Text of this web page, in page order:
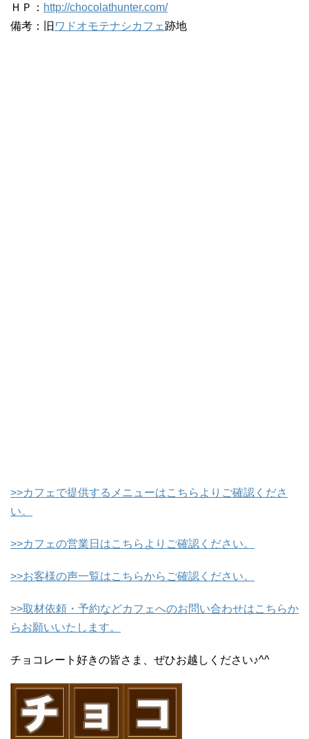
ＨＰ： http://chocolathunter.com/
備考：旧 ワドオモテナシカフェ 跡地
>>カフェで提供するメニューはこちらよりご確認くださ
い。
>>カフェの営業日はこちらよりご確認ください。
>>お客様の声一覧はこちらからご確認ください。
>>取材依頼・予約などカフェへのお問い合わせはこちらか
らお願いいたします。
チョコレート好きの皆さま、ぜひお越しください♪^^